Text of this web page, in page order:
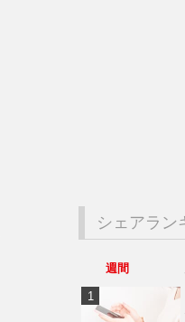
シェアラン
週間